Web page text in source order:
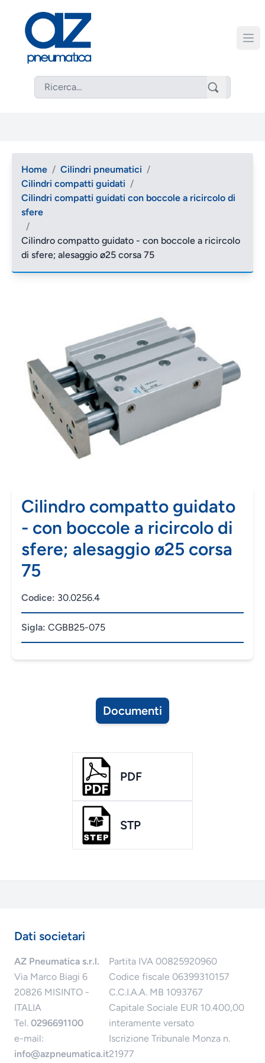
Home / Cilindri pneumatici /
Cilindri compatti guidati /
Cilindri compatti guidati con boccole a ricircolo di
sfere
/
Cilindro compatto guidato - con boccole a ricircolo
di sfere; alesaggio ø25 corsa 75
Cilindro compatto guidato
- con boccole a ricircolo di
sfere; alesaggio ø25 corsa
75
Codice: 30.0256.4
Sigla: CGBB25-075
Documenti
PDF
STP
Dati societari
AZ Pneumatica s.r.l.
Via Marco Biagi 6
20826 MISINTO -
ITALIA
Tel. 0296691100
e-mail:
info@azpneumatica.it
Partita IVA 00825920960
Codice fiscale 06399310157
C.C.I.A.A. MB 1093767
Capitale Sociale EUR 10.400,00
interamente versato
Iscrizione Tribunale Monza n.
21977